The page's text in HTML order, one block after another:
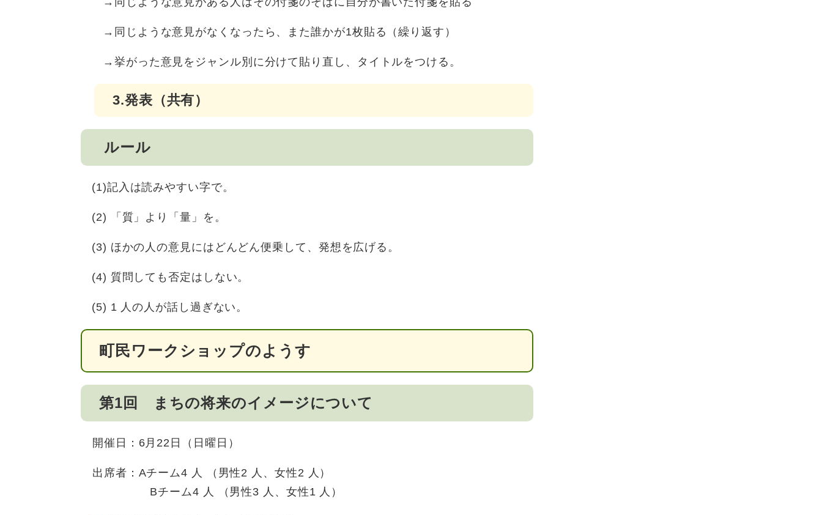
→同じような意見がなくなったら、また誰かが1枚貼る（繰り返す）
→挙がった意見をジャンル別に分けて貼り直し、タイトルをつける。
3.発表（共有）
ルール
(1)記入は読みやすい字で。
(2) 「質」より「量」を。
(3) ほかの人の意見にはどんどん便乗して、発想を広げる。
(4) 質問しても否定はしない。
(5) 1 人の人が話し過ぎない。
町民ワークショップのようす
第1回 まちの将来のイメージについて
開催日：6月22日（日曜日）
出席者：Aチーム4 人 （男性2 人、女性2 人）
Bチーム4 人 （男性3 人、女性1 人）